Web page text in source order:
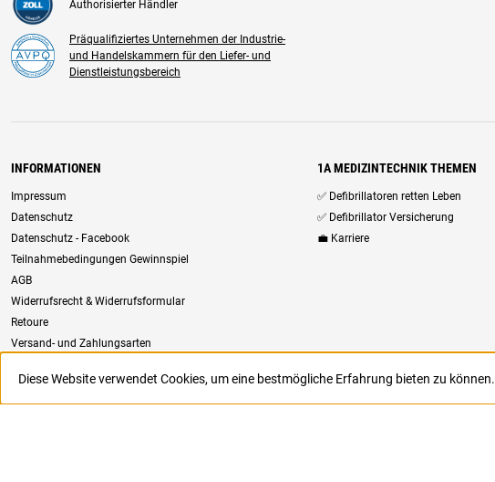
Authorisierter Händler
Präqualifiziertes Unternehmen der Industrie-
und Handelskammern für den Liefer- und
Dienstleistungsbereich
INFORMATIONEN
Impressum
Datenschutz
Datenschutz - Facebook
Teilnahmebedingungen Gewinnspiel
AGB
Widerrufsrecht & Widerrufsformular
Retoure
Versand- und Zahlungsarten
1A MEDIZINTECHNIK THEMEN
✅ Defibrillatoren retten Leben
✅ Defibrillator Versicherung
💼 Karriere
Diese Website verwendet Cookies, um eine bestmögliche Erfahrung bieten zu können.